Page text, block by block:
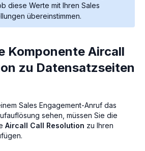
diese Werte mit Ihren Sales
übereinstimmen.
Komponente Aircall
zu Datensatzseiten
Sales Engagement-Anruf das
sehen, müssen Sie die
Aircall Call Resolution zu Ihren